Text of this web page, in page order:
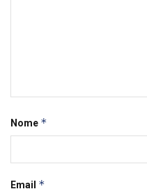
Nome *
Email *